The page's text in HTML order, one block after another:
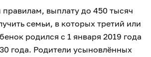
выплату до 450 тысяч
семьи, в которых третий или
родился с 1 января 2019 года
года. Родители усыновлённых